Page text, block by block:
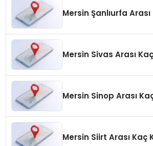
Mersin Şanlıurfa
Mersin Sivas Arası
Mersin Sinop Arası
Mersin Siirt Arası Kaç